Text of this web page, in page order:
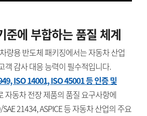
준에 부합하는 품질 체계
량용 반도체 패키징에서는 자동차 산업
객 감사 대응 능력이 필수적입니다.
ISO 14001, ISO 45001 등 인증 및
자동차 전장 제품의 품질 요구사항에
21434, ASPICE 등 자동차 산업의 주요